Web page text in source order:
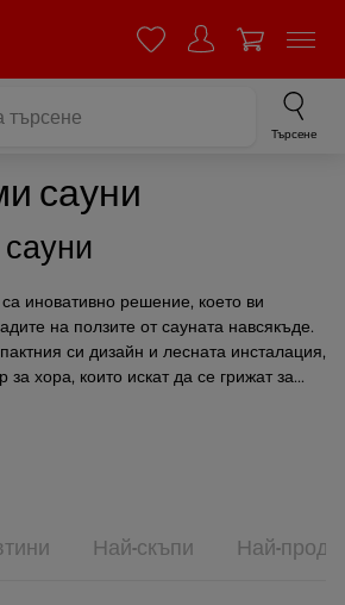
Търсене
сауни
са иновативно решение, което ви
на ползите от сауната навсякъде.
си дизайн и лесната инсталация,
за хора, които искат да се грижат за...
Най-скъпи Най-